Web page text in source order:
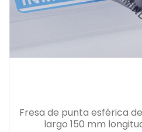
Fresa de punta esférica
largo 150 mm